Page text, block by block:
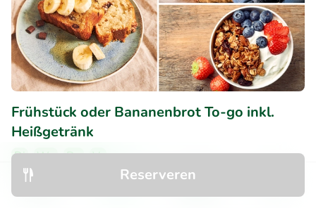
Reserveren
Frühstück oder Bananenbrot To-go inkl.
Heißgetränk
Di Wo Do
Vr
• 3 beoordelingen